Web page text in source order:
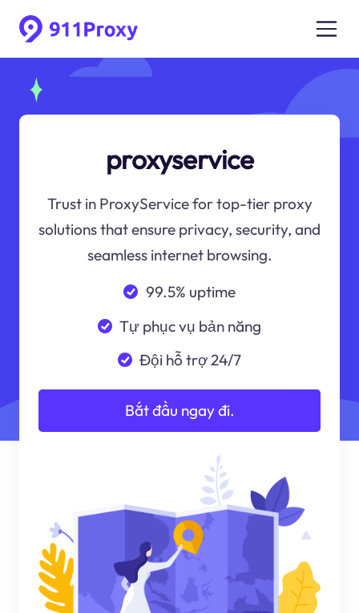
proxyservice
Trust in ProxyService for top-tier proxy
solutions that ensure privacy, security, and
seamless internet browsing.
99.5% uptime
Tự phục vụ bản năng
Đội hỗ trợ 24/7
Bắt đầu ngay đi.